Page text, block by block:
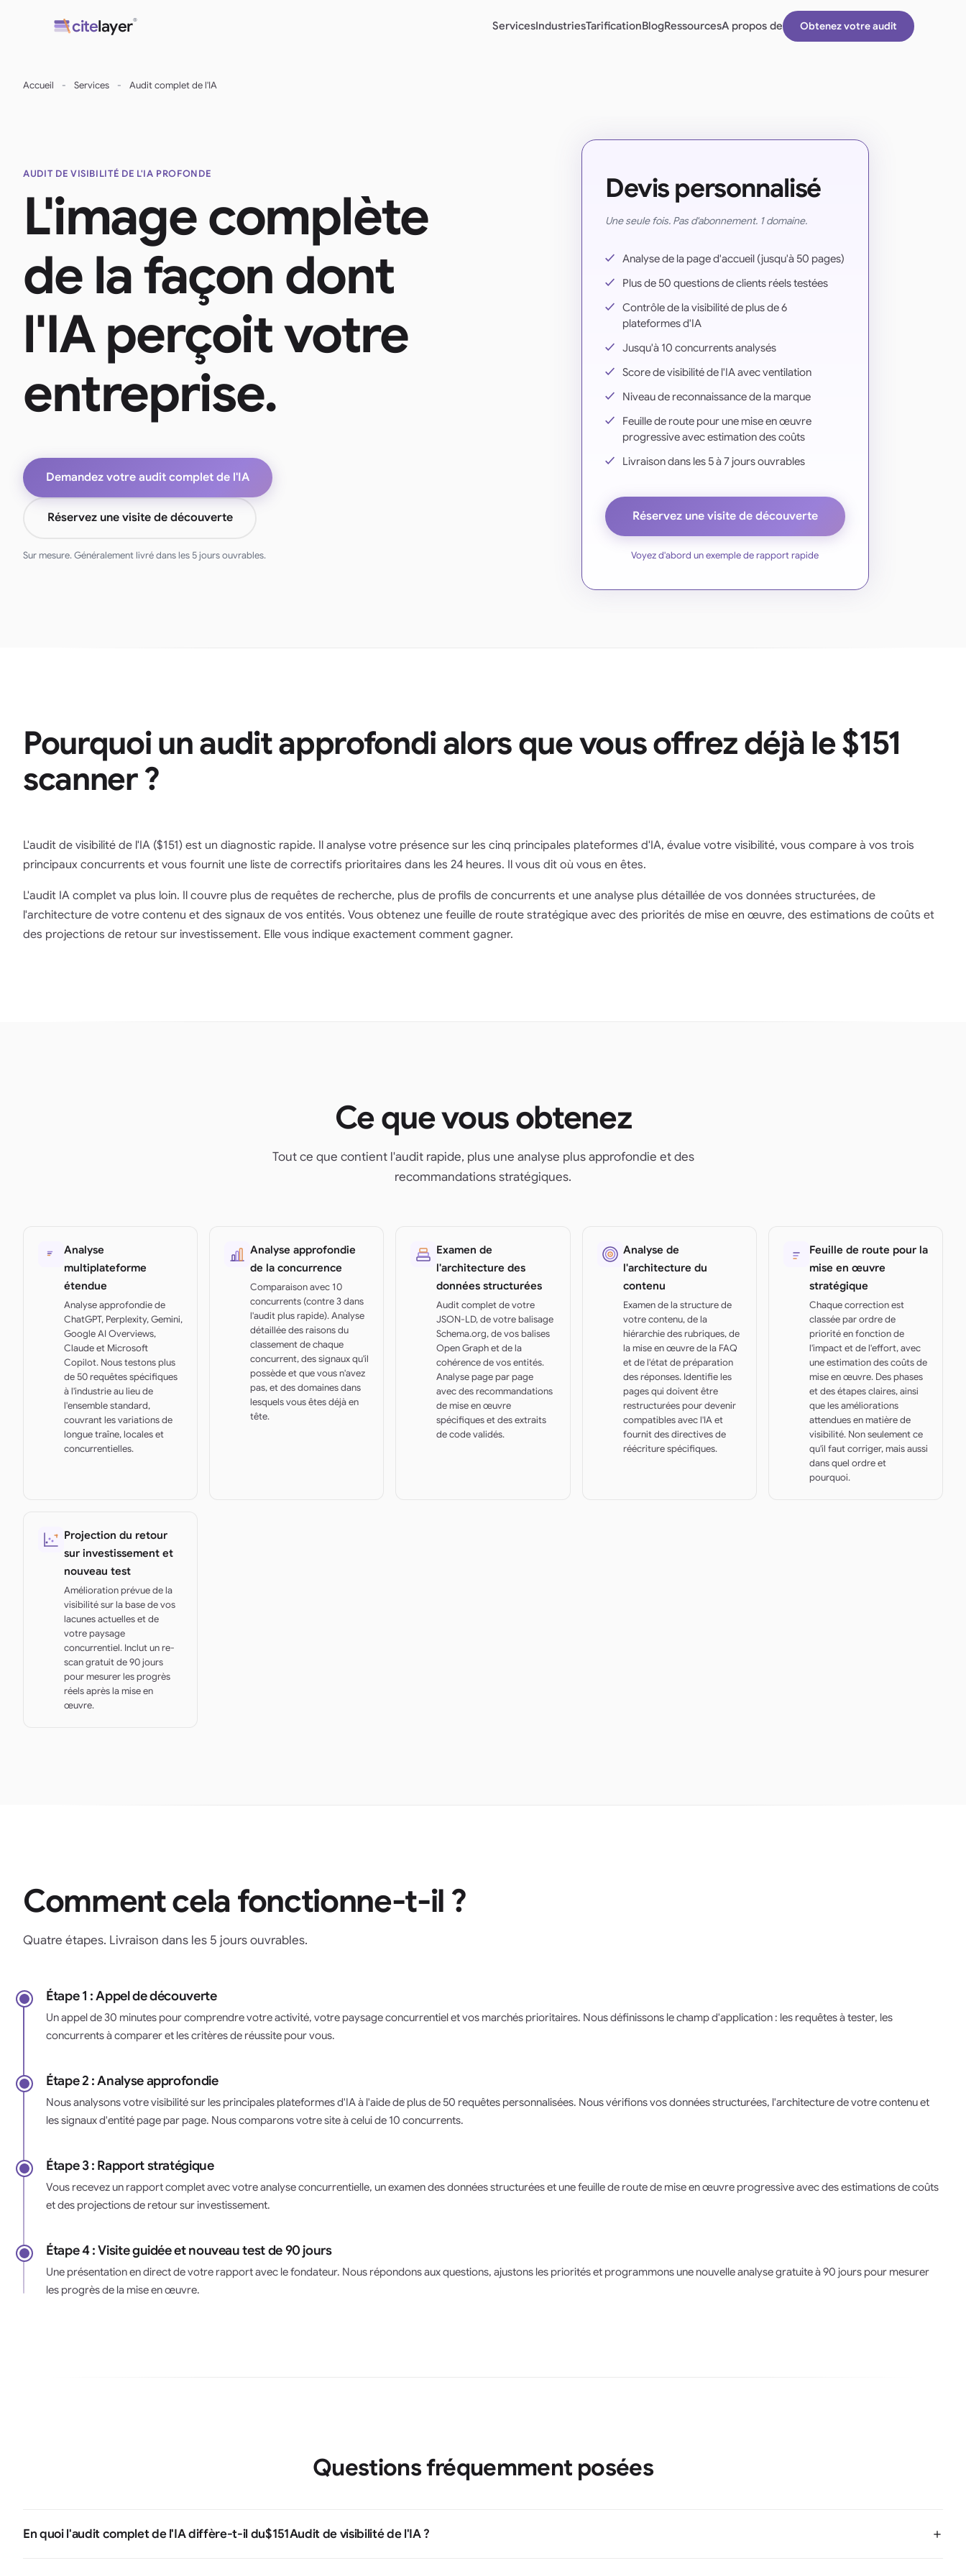
citelayer® ServicesIndustriesTarificationBlogRessourcesA propos de Obtenez votre audit
Accueil - Services - Audit complet de l'IA
AUDIT DE VISIBILITÉ DE L'IA PROFONDE
L'image complète
de la façon dont
l'IA perçoit votre
entreprise.
Demandez votre audit complet de l'IA
Réservez une visite de découverte
Sur mesure. Généralement livré dans les 5 jours ouvrables.
Devis personnalisé
Une seule fois. Pas d'abonnement. 1 domaine.
Analyse de la page d'accueil (jusqu'à 50 pages)
Plus de 50 questions de clients réels testées
Contrôle de la visibilité de plus de 6
plateformes d'IA
Jusqu'à 10 concurrents analysés
Score de visibilité de l'IA avec ventilation
Niveau de reconnaissance de la marque
Feuille de route pour une mise en œuvre
progressive avec estimation des coûts
Livraison dans les 5 à 7 jours ouvrables
Réservez une visite de découverte
Voyez d'abord un exemple de rapport rapide
Pourquoi un audit approfondi alors que vous offrez déjà le$151
scanner ?
L'audit de visibilité de l'IA ($151) est un diagnostic rapide. Il analyse votre présence sur les cinq principales plateformes d'IA, évalue votre visibilité, vous compare à vos trois
principaux concurrents et vous fournit une liste de correctifs prioritaires dans les 24 heures. Il vous dit où vous en êtes.
L'audit IA complet va plus loin. Il couvre plus de requêtes de recherche, plus de profils de concurrents et une analyse plus détaillée de vos données structurées, de
l'architecture de votre contenu et des signaux de vos entités. Vous obtenez une feuille de route stratégique avec des priorités de mise en œuvre, des estimations de coûts et
des projections de retour sur investissement. Elle vous indique exactement comment gagner.
Ce que vous obtenez
Tout ce que contient l'audit rapide, plus une analyse plus approfondie et des
recommandations stratégiques.
Analyse
multiplateforme
étendue
Analyse approfondie de
ChatGPT, Perplexity, Gemini,
Google AI Overviews,
Claude et Microsoft
Copilot. Nous testons plus
de 50 requêtes spécifiques
à l'industrie au lieu de
l'ensemble standard,
couvrant les variations de
longue traîne, locales et
concurrentielles.
Analyse approfondie
de la concurrence
Comparaison avec 10
concurrents (contre 3 dans
l'audit plus rapide). Analyse
détaillée des raisons du
classement de chaque
concurrent, des signaux qu'il
possède et que vous n'avez
pas, et des domaines dans
lesquels vous êtes déjà en
tête.
Examen de
l'architecture des
données structurées
Audit complet de votre
JSON-LD, de votre balisage
Schema.org, de vos balises
Open Graph et de la
cohérence de vos entités.
Analyse page par page
avec des recommandations
de mise en œuvre
spécifiques et des extraits
de code validés.
Analyse de
l'architecture du
contenu
Examen de la structure de
votre contenu, de la
hiérarchie des rubriques, de
la mise en œuvre de la FAQ
et de l'état de préparation
des réponses. Identifie les
pages qui doivent être
restructurées pour devenir
compatibles avec l'IA et
fournit des directives de
réécriture spécifiques.
Feuille de route pour la
mise en œuvre
stratégique
Chaque correction est
classée par ordre de
priorité en fonction de
l'impact et de l'effort, avec
une estimation des coûts de
mise en œuvre. Des phases
et des étapes claires, ainsi
que les améliorations
attendues en matière de
visibilité. Non seulement ce
qu'il faut corriger, mais aussi
dans quel ordre et
pourquoi.
Projection du retour
sur investissement et
nouveau test
Amélioration prévue de la
visibilité sur la base de vos
lacunes actuelles et de
votre paysage
concurrentiel. Inclut un re-
scan gratuit de 90 jours
pour mesurer les progrès
réels après la mise en
œuvre.
Comment cela fonctionne-t-il ?
Quatre étapes. Livraison dans les 5 jours ouvrables.
Étape 1 : Appel de découverte
Un appel de 30 minutes pour comprendre votre activité, votre paysage concurrentiel et vos marchés prioritaires. Nous définissons le champ d'application : les requêtes à tester, les
concurrents à comparer et les critères de réussite pour vous.
Étape 2 : Analyse approfondie
Nous analysons votre visibilité sur les principales plateformes d'IA à l'aide de plus de 50 requêtes personnalisées. Nous vérifions vos données structurées, l'architecture de votre contenu et
les signaux d'entité page par page. Nous comparons votre site à celui de 10 concurrents.
Étape 3 : Rapport stratégique
Vous recevez un rapport complet avec votre analyse concurrentielle, un examen des données structurées et une feuille de route de mise en œuvre progressive avec des estimations de coûts
et des projections de retour sur investissement.
Étape 4 : Visite guidée et nouveau test de 90 jours
Une présentation en direct de votre rapport avec le fondateur. Nous répondons aux questions, ajustons les priorités et programmons une nouvelle analyse gratuite à 90 jours pour mesurer
les progrès de la mise en œuvre.
Questions fréquemment posées
En quoi l'audit complet de l'IA diffère-t-il du$151Audit de visibilité de l'IA ?